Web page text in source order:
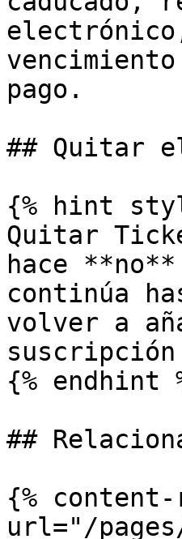
pago.
## Quitar
{% hint
Quitar
hace
continúa
volver a
{% endhint
##
{%
url="/pages/